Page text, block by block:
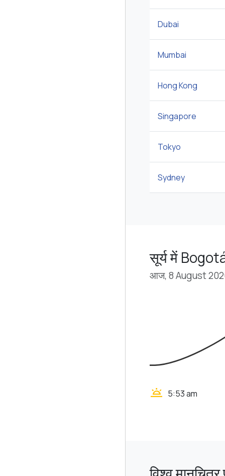
Dubai
Mumbai
Hong Kong
Singapore
Tokyo
Sydney
सूर्य में
आज, 8 August
wb_twilight 5:53 am